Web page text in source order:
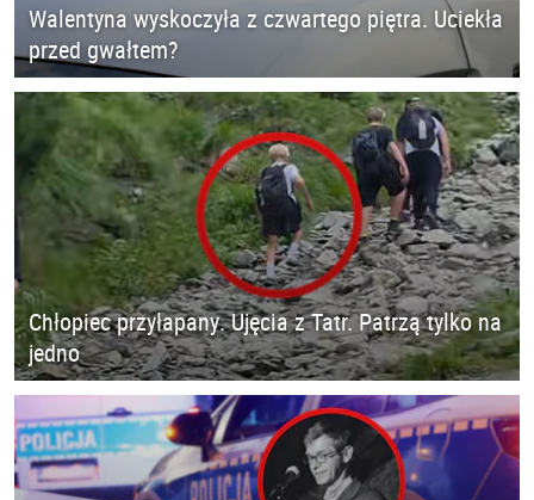
Walentyna wyskoczyła z czwartego piętra. Uciekła
przed gwałtem?
Chłopiec przyłapany. Ujęcia z Tatr. Patrzą tylko na
jedno